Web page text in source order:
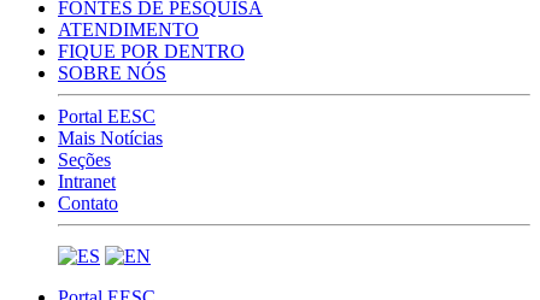
FONTES DE PESQUISA
ATENDIMENTO
FIQUE POR DENTRO
SOBRE NÓS
Portal EESC
Mais Notícias
Seções
Intranet
Contato